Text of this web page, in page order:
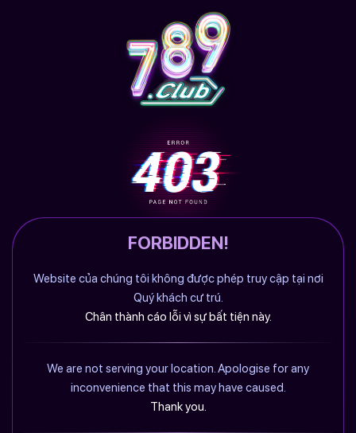
FORBIDDEN!
Website của chúng tôi không được phép truy cập tại nơi
Quý khách cư trú.
Chân thành cáo lỗi vì sự bất tiện này.
We are not serving your location. Apologise for any
inconvenience that this may have caused.
Thank you.